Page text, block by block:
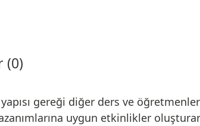
(0)
gereği diğer ders ve
uygun etkinlikler